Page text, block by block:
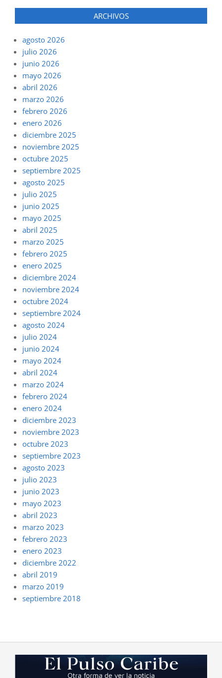
ARCHIVOS
agosto 2026
julio 2026
junio 2026
mayo 2026
abril 2026
marzo 2026
febrero 2026
enero 2026
diciembre 2025
noviembre 2025
octubre 2025
septiembre 2025
agosto 2025
julio 2025
junio 2025
mayo 2025
abril 2025
marzo 2025
febrero 2025
enero 2025
diciembre 2024
noviembre 2024
octubre 2024
septiembre 2024
agosto 2024
julio 2024
junio 2024
mayo 2024
abril 2024
marzo 2024
febrero 2024
enero 2024
diciembre 2023
noviembre 2023
octubre 2023
septiembre 2023
agosto 2023
julio 2023
junio 2023
mayo 2023
abril 2023
marzo 2023
febrero 2023
enero 2023
diciembre 2022
abril 2019
marzo 2019
septiembre 2018